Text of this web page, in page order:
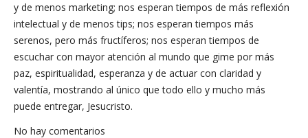
y de menos marketing; nos esperan tiempos de más reflexión
intelectual y de menos tips; nos esperan tiempos más
serenos, pero más fructíferos; nos esperan tiempos de
escuchar con mayor atención al mundo que gime por más
paz, espiritualidad, esperanza y de actuar con claridad y
valentía, mostrando al único que todo ello y mucho más
puede entregar, Jesucristo.
No hay comentarios